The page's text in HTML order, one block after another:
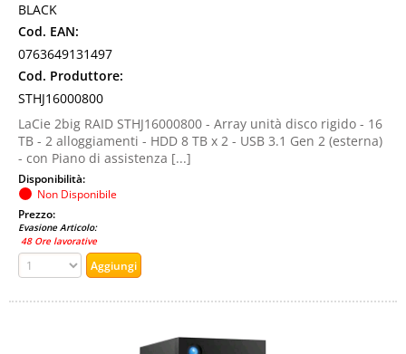
BLACK
Cod. EAN:
0763649131497
Cod. Produttore:
STHJ16000800
LaCie 2big RAID STHJ16000800 - Array unità disco rigido - 16
TB - 2 alloggiamenti - HDD 8 TB x 2 - USB 3.1 Gen 2 (esterna)
- con Piano di assistenza [...]
Disponibilità:
Non Disponibile
Prezzo:
Evasione Articolo:
48 Ore lavorative